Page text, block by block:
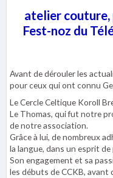
atelier couture,
Fest-noz du
Avant de dérouler les
pour ceux qui ont connu
Le Cercle Celtique Koroll
Le Thomas, qui fut notre
de notre association.
Grâce à lui, de nombreux
la langue, dans un esprit
Son engagement et sa
les débuts de CCKB, avant